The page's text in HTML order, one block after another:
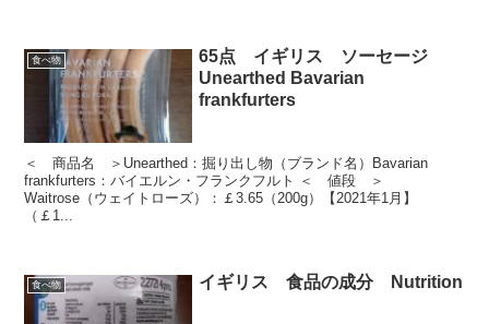
食べ物
65点 イギリス ソーセージ
Unearthed Bavarian
frankfurters
＜ 商品名 ＞Unearthed：掘り出し物（ブランド名）Bavarian
frankfurters：バイエルン・フランクフルト ＜ 値段 ＞
Waitrose（ウェイトローズ）：￡3.65（200g）【2021年1月】
（￡1...
食べ物 イギリス 食品の成分 Nutrition